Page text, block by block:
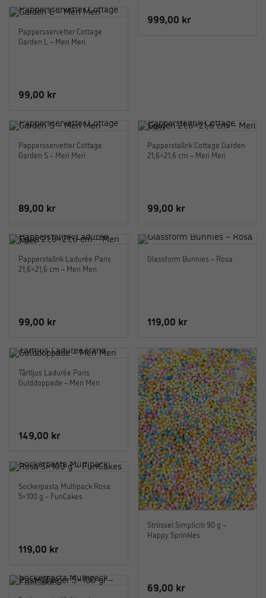
999,00 kr
Pappersservetter Cottage
Garden L – Meri Meri
99,00 kr
Pappersservetter Cottage
Garden S – Meri Meri
89,00 kr
Papperstallrik Cottage Garden
21,6×21,6 cm – Meri Meri
99,00 kr
Papperstallrik Ladurée Paris
21,6×21,6 cm – Meri Meri
99,00 kr
Glassform Bunnies – Rosa
119,00 kr
Tårtljus Ladurée Paris
Gulddoppade – Meri Meri
149,00 kr
Strössel Simpliciti 90 g –
Happy Sprinkles
69,00 kr
Sockerpasta Multipack Rosa
5×100 g – FunCakes
119,00 kr